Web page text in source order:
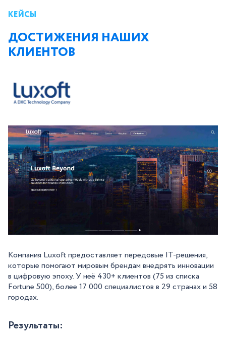
КЕЙСЫ
ДОСТИЖЕНИЯ НАШИХ
КЛИЕНТОВ
Компания Luxoft предоставляет передовые IT-решения,
которые помогают мировым брендам внедрять инновации
в цифровую эпоху. У неё 430+ клиентов (75 из списка
Fortune 500), более 17 000 специалистов в 29 странах и 58
городах.
Результаты: